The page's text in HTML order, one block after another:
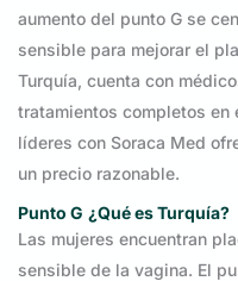
aumento del punto G se
sensible para mejorar el
Turquía, cuenta con
tratamientos completos
líderes con Soraca Med
un precio razonable.
Punto G ¿Qué es Turquía?
Las mujeres encuentran
sensible de la vagina. El